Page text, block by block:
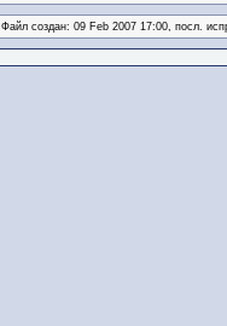
Файл создан: 09 Feb 2007 17:00, посл.